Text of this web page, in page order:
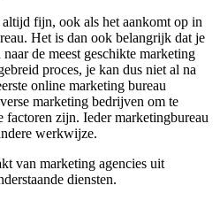
fijn, ook als het aankomt op in
Het is dan ook belangrijk dat je
de meest geschikte marketing
proces, je kan dus niet al na
online marketing bureau
marketing bedrijven om te
factoren zijn. Ieder marketingbureau
werkwijze.
van marketing agencies uit
diensten.